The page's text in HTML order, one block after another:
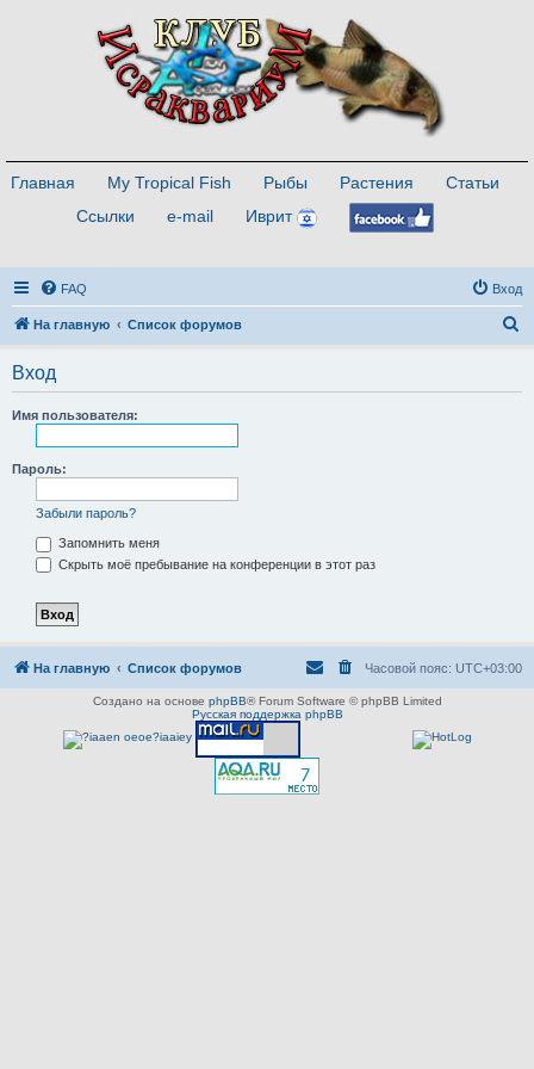
Главная My Tropical Fish Рыбы Растения
Статьи
Ссылки
e-mail Иврит
FAQ Вход
На главную Список форумов
Вход
Имя пользователя:
Пароль:
Забыли пароль?
Запомнить меня
Скрыть моё пребывание на конференции в этот раз
На главную Список форумов Часовой пояс: UTC+03:00
Создано на основе phpBB® Forum Software © phpBB Limited
Русская поддержка phpBB